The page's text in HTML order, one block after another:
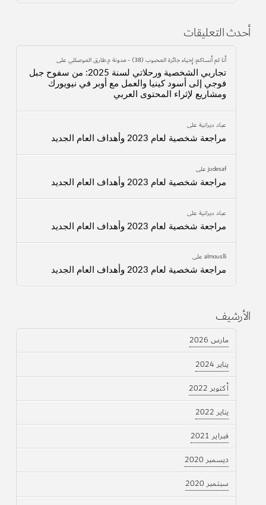
أحدث التعليقات
أنا لم أنساكم: إحياء جائزة المحبوب (38) - مدونة م.طارق الموصللي على
تجاربي الشخصية ورحلاتي لسنة 2025: من سفوح جبل
فوجي إلى أسود كينيا والعمل مع أوبر في نيويورك
ومشاريع لإثراء المحتوى العربي
عباد ديرانيةعلى
مراجعة شخصية لعام 2023 وأهداف العام الجديد
judesafعلى
مراجعة شخصية لعام 2023 وأهداف العام الجديد
عباد ديرانيةعلى
مراجعة شخصية لعام 2023 وأهداف العام الجديد
almouslliعلى
مراجعة شخصية لعام 2023 وأهداف العام الجديد
الأرشيف
مارس 2026
يناير 2024
أكتوبر 2022
يناير 2022
فبراير 2021
ديسمبر 2020
سبتمبر 2020